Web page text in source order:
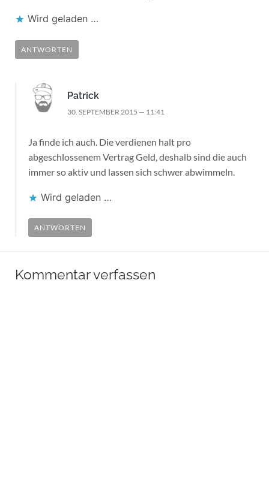
Wird geladen …
ANTWORTEN
Patrick
30. SEPTEMBER 2015 — 11:41
Ja finde ich auch. Die verdienen halt pro
abgeschlossenem Vertrag Geld, deshalb sind die auch
immer so aktiv und lassen sich schwer abwimmeln.
Wird geladen …
ANTWORTEN
Kommentar verfassen